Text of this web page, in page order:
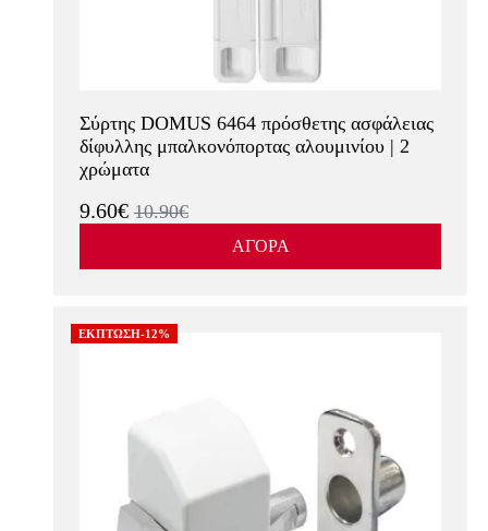
Σύρτης DOMUS 6464 πρόσθετης ασφάλειας
δίφυλλης μπαλκονόπορτας αλουμινίου | 2
χρώματα
9.60€ 10.90€
ΑΓΟΡΑ
ΕΚΠΤΩΣΗ-12%